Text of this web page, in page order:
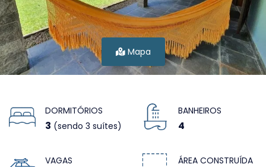
Mapa
DORMITÓRIOS
3 (sendo 3 suítes)
BANHEIROS
4
VAGAS ÁREA CONSTRUÍDA